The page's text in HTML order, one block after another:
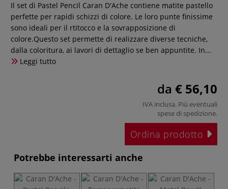
Il set di Pastel Pencil Caran D'Ache contiene matite pastello
perfette per rapidi schizzi di colore. Le loro punte finissime
sono ideali per il rtitocco e la sovrapposizione di
colore.Questo set permette di realizzare diverse tecniche,
dalla coloritura, ai lavori di dettaglio se ben appuntite. In...
Leggi tutto
da € 56,10
IVA inclusa. Più eventuali
spese di spedizione.
Ordina prodotto
Potrebbe interessarti anche